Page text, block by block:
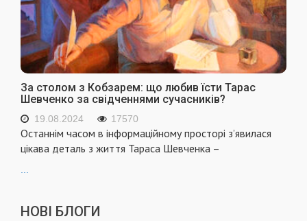
За столом з Кобзарем: що любив їсти Тарас
Шевченко за свідченнями сучасників?
19.08.2024 17570
Останнім часом в інформаційному просторі з’явилася
цікава деталь з життя Тараса Шевченка –
НОВІ БЛОГИ